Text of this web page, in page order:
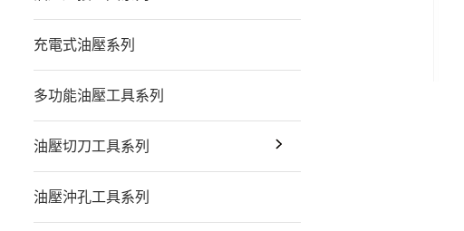
充電式油壓系列
多功能油壓工具系列
油壓切刀工具系列
油壓沖孔工具系列